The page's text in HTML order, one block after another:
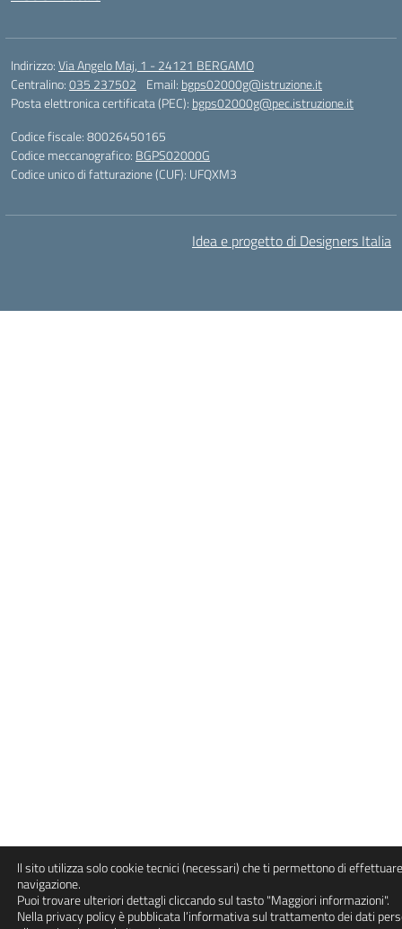
Indirizzo:Via Angelo Maj, 1 - 24121 BERGAMO
Centralino:035 237502 Email: bgps02000g@istruzione.it
Posta elettronica certificata (PEC): bgps02000g@pec.istruzione.it
Codice fiscale: 80026450165
Codice meccanografico: BGPS02000G
Codice unico di fatturazione (CUF): UFQXM3
Idea e progetto di Designers Italia
ll sito utilizza solo cookie tecnici (necessari) che ti permettono di
navigazione.
Puoi trovare ulteriori dettagli cliccando sul tasto "Maggiori informazioni".
Nella privacy policy è pubblicata l’informativa sul trattamento dei dati